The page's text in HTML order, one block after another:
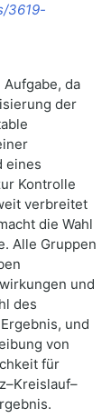
3619-
da
der
eines
Kontrolle
verbreitet
die Wahl
Alle Gruppen
und
des
und
von
für